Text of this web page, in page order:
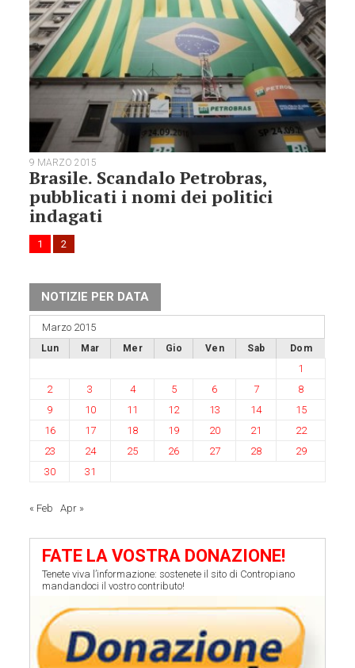
9 MARZO 2015
Brasile. Scandalo Petrobras,
pubblicati i nomi dei politici
indagati
1 2
NOTIZIE PER DATA
Marzo 2015
Lun Mar Mer Gio Ven Sab Dom
1
2
3 4 5 6 7
8
9
10 11 12 13 14
15
16
17 18 19 20 21
22
23
24 25 26 27 28
29
30
31
« Feb Apr »
FATE LA VOSTRA DONAZIONE!
Tenete viva l’informazione: sostenete il sito di Contropiano
mandandoci il vostro contributo!